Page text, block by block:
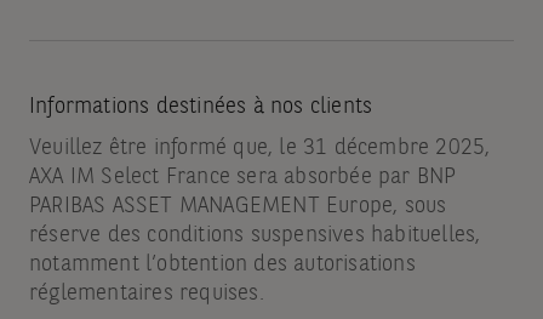
Informations destinées à nos clients
Veuillez être informé que, le 31 décembre 2025,
AXA IM Select France sera absorbée par BNP
PARIBAS ASSET MANAGEMENT Europe, sous
réserve des conditions suspensives habituelles,
notamment l’obtention des autorisations
réglementaires requises.